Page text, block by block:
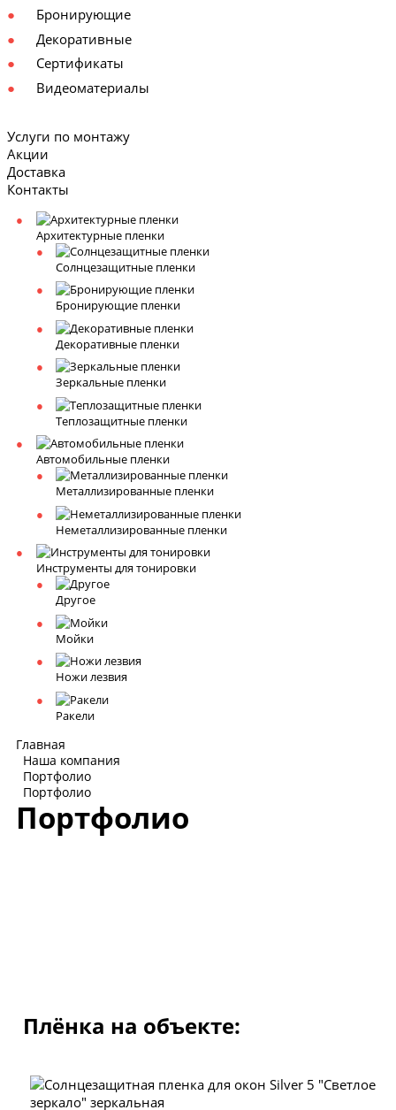
Бронирующие
Декоративные
Сертификаты
Видеоматериалы
Услуги по монтажу
Акции
Доставка
Контакты
Архитектурные пленки
Солнцезащитные пленки
Бронирующие пленки
Декоративные пленки
Зеркальные пленки
Теплозащитные пленки
Автомобильные пленки
Металлизированные пленки
Неметаллизированные пленки
Инструменты для тонировки
Другое
Мойки
Ножи лезвия
Ракели
Главная
Наша компания
Портфолио
Портфолио
Портфолио
Плёнка на объекте: